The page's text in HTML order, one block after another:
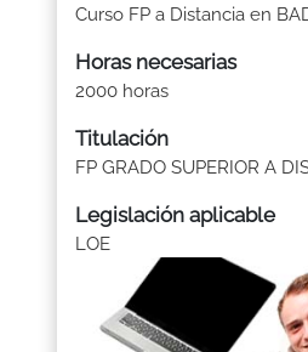
Curso FP a Distancia en
Horas necesarias
2000 horas
Titulación
FP GRADO SUPERIOR A
Legislación aplicable
LOE